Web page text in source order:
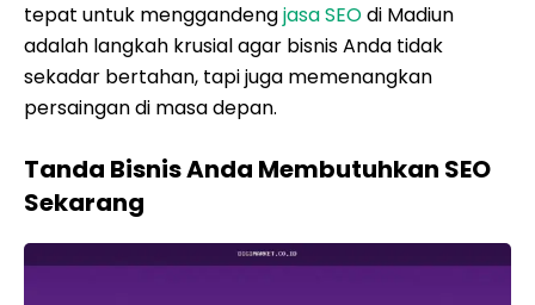
tepat untuk menggandengjasa SEOdi Madiun
adalah langkah krusial agar bisnis Anda tidak
sekadar bertahan, tapi juga memenangkan
persaingan di masa depan.
Tanda Bisnis Anda Membutuhkan SEO
Sekarang